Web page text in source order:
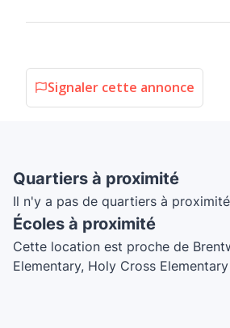
Signaler cette annonce
Quartiers à proximité
Il n'y a pas de quartiers à
Écoles à proximité
Cette location est proche de
Elementary, Holy Cross